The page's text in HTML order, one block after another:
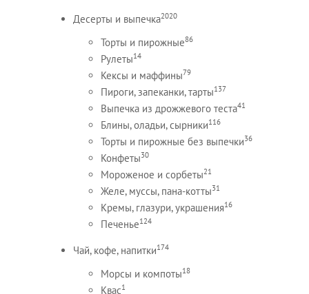
Десерты и выпечка2020
Торты и пирожные86
Рулеты14
Кексы и маффины79
Пироги, запеканки, тарты137
Выпечка из дрожжевого теста41
Блины, оладьи, сырники116
Торты и пирожные без выпечки36
Конфеты30
Мороженое и сорбеты21
Желе, муссы, пана-котты31
Кремы, глазури, украшения16
Печенье124
Чай, кофе, напитки174
Морсы и компоты18
Квас1